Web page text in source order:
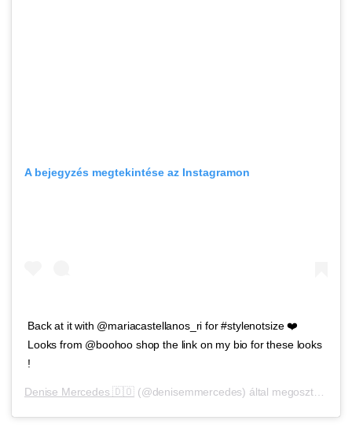
A bejegyzés megtekintése az Instagramon
Back at it with @mariacastellanos_ri for #stylenotsize ❤️
Looks from @boohoo shop the link on my bio for these looks
!
Denise Mercedes 🇩🇴 (@denisemmercedes) által megosztott bejegyzés,